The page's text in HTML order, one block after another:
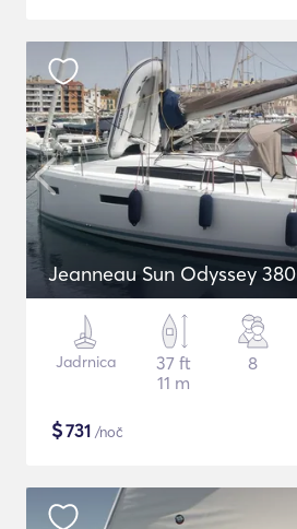
Jeanneau Sun Odyssey 380
Jadrnica
37 ft
11 m
8
$731 /noč